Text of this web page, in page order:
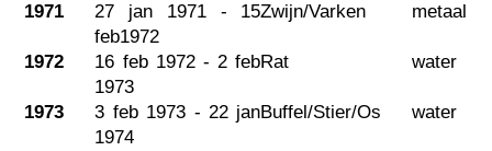
1971
27 jan 1971 - 15
feb1972
Zwijn/Varken metaal
1972
16 feb 1972 - 2 feb
1973
Rat water
1973
3 feb 1973 - 22 jan
1974
Buffel/Stier/Os water